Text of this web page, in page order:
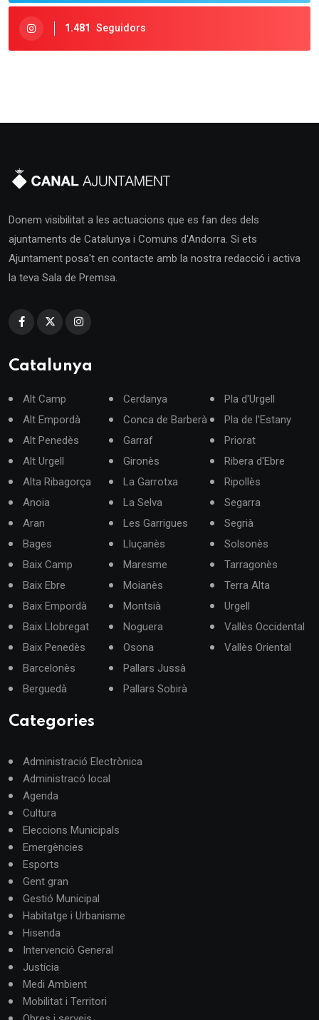
1.481 Seguidors
Donem visibilitat a les actuacions que es fan des dels
ajuntaments de Catalunya i Comuns d'Andorra. Si ets
Ajuntament posa't en contacte amb la nostra redacció i activa
la teva Sala de Premsa.
Catalunya
Alt Camp
Alt Empordà
Alt Penedès
Alt Urgell
Alta Ribagorça
Anoia
Aran
Bages
Baix Camp
Baix Ebre
Baix Empordà
Baix Llobregat
Baix Penedès
Barcelonès
Berguedà
Cerdanya
Conca de Barberà
Garraf
Gironès
La Garrotxa
La Selva
Les Garrigues
Lluçanès
Maresme
Moianès
Montsià
Noguera
Osona
Pallars Jussà
Pallars Sobirà
Pla d'Urgell
Pla de l'Estany
Priorat
Ribera d'Ebre
Ripollès
Segarra
Segrià
Solsonès
Tarragonès
Terra Alta
Urgell
Vallès Occidental
Vallès Oriental
Categories
Administració Electrònica
Administracó local
Agenda
Cultura
Eleccions Municipals
Emergències
Esports
Gent gran
Gestió Municipal
Habitatge i Urbanisme
Hisenda
Intervenció General
Justícia
Medi Ambient
Mobilitat i Territori